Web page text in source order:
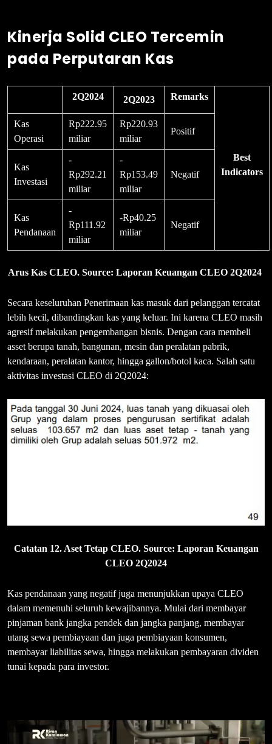
Kinerja Solid CLEO Tercemin
pada Perputaran Kas
2Q2024 2Q2023 Remarks
Best
Indicators
Kas
Operasi
Rp222.95
miliar
Rp220.93
miliar
Positif
Kas
Investasi
-
Rp292.21
miliar
-
Rp153.49
miliar
Negatif
Kas
Pendanaan
-
Rp111.92
miliar
-Rp40.25
miliar
Negatif
Arus Kas CLEO. Source: Laporan Keuangan CLEO 2Q2024
Secara keseluruhan Penerimaan kas masuk dari pelanggan tercatat
lebih kecil, dibandingkan kas yang keluar. Ini karena CLEO masih
agresif melakukan pengembangan bisnis. Dengan cara membeli
asset berupa tanah, bangunan, mesin dan peralatan pabrik,
kendaraan, peralatan kantor, hingga gallon/botol kaca. Salah satu
aktivitas investasi CLEO di 2Q2024:
Catatan 12. Aset Tetap CLEO. Source: Laporan Keuangan
CLEO 2Q2024
Kas pendanaan yang negatif juga menunjukkan upaya CLEO
dalam memenuhi seluruh kewajibannya. Mulai dari membayar
pinjaman bank jangka pendek dan jangka panjang, membayar
utang sewa pembiayaan dan juga pembiayaan konsumen,
membayar liabilitas sewa, hingga melakukan pembayaran dividen
tunai kepada para investor.